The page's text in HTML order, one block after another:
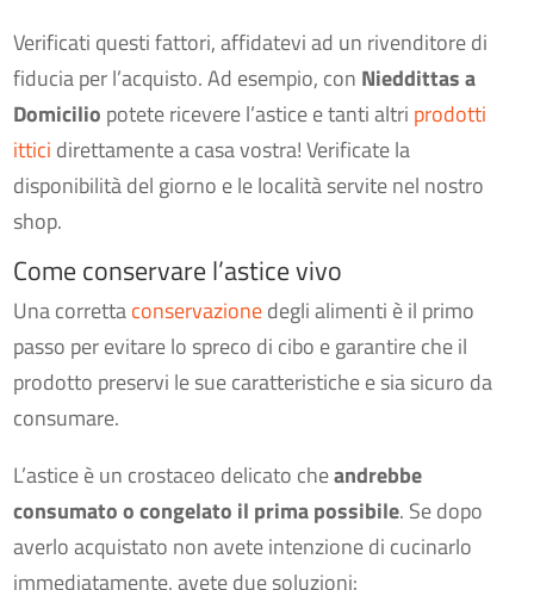
Verificati questi fattori, affidatevi ad un rivenditore di
fiducia per l’acquisto. Ad esempio, con Nieddittas a
Domicilio potete ricevere l’astice e tanti altri prodotti
ittici direttamente a casa vostra! Verificate la
disponibilità del giorno e le località servite nel nostro
shop.
Come conservare l’astice vivo
Una correttaconservazionedegli alimenti è il primo
passo per evitare lo spreco di cibo e garantire che il
prodotto preservi le sue caratteristiche e sia sicuro da
consumare.
L’astice è un crostaceo delicato cheandrebbe
consumato o congelato il prima possibile. Se dopo
averlo acquistato non avete intenzione di cucinarlo
immediatamente, avete due soluzioni: